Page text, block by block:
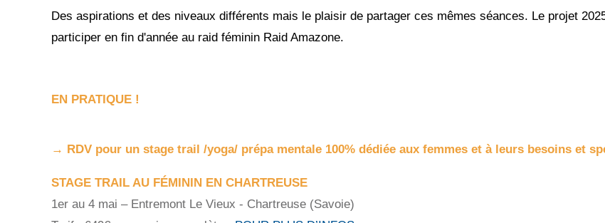
Des aspirations et des niveaux différents mais le plaisir de partager ces mêmes séances. Le projet
participer en fin d'année au raid féminin Raid Amazone.
EN PRATIQUE !
→ RDV pour un stage trail /yoga/ prépa mentale 100% dédiée aux femmes et à leurs besoins et
STAGE TRAIL AU FÉMININ EN CHARTREUSE
1er au 4 mai – Entremont Le Vieux - Chartreuse (Savoie)